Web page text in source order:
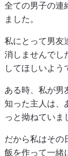
全ての男子の連
ました。
私にとって男友
消しませんでし
してほしいよう
ある時、私が男
知った主人は、
っと拗ねていま
だから私はその
飯を作って一緒